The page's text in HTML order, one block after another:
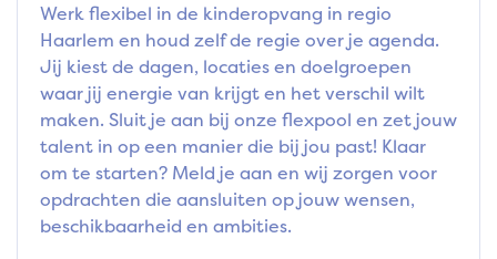
Werk flexibel in de kinderopvang in regio
Haarlem en houd zelf de regie over je agenda.
Jij kiest de dagen, locaties en doelgroepen
waar jij energie van krijgt en het verschil wilt
maken. Sluit je aan bij onze flexpool en zet jouw
talent in op een manier die bij jou past! Klaar
om te starten? Meld je aan en wij zorgen voor
opdrachten die aansluiten op jouw wensen,
beschikbaarheid en ambities.